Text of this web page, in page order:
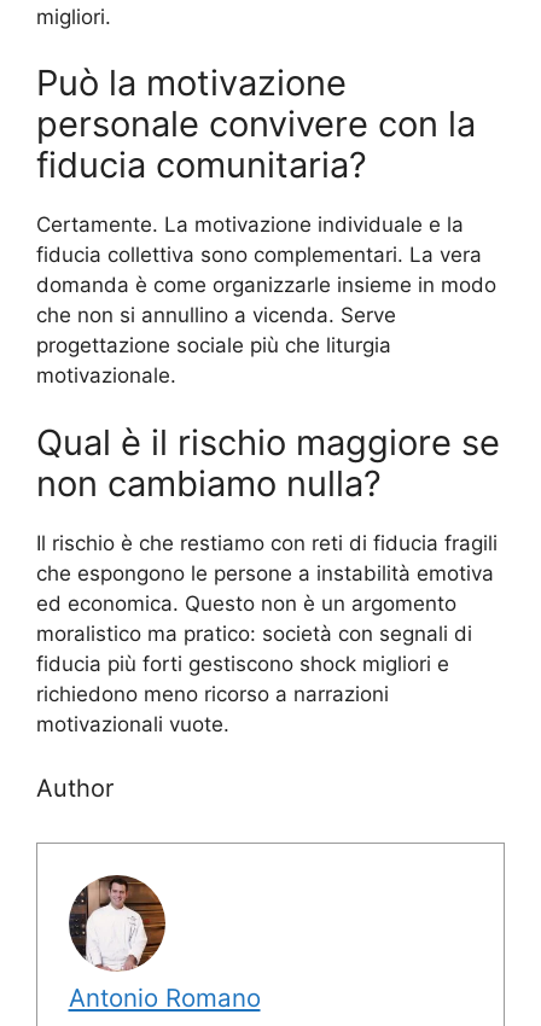
migliori.
Può la motivazione
personale convivere con la
fiducia comunitaria?
Certamente. La motivazione individuale e la
fiducia collettiva sono complementari. La vera
domanda è come organizzarle insieme in modo
che non si annullino a vicenda. Serve
progettazione sociale più che liturgia
motivazionale.
Qual è il rischio maggiore se
non cambiamo nulla?
Il rischio è che restiamo con reti di fiducia fragili
che espongono le persone a instabilità emotiva
ed economica. Questo non è un argomento
moralistico ma pratico: società con segnali di
fiducia più forti gestiscono shock migliori e
richiedono meno ricorso a narrazioni
motivazionali vuote.
Author
Antonio Romano